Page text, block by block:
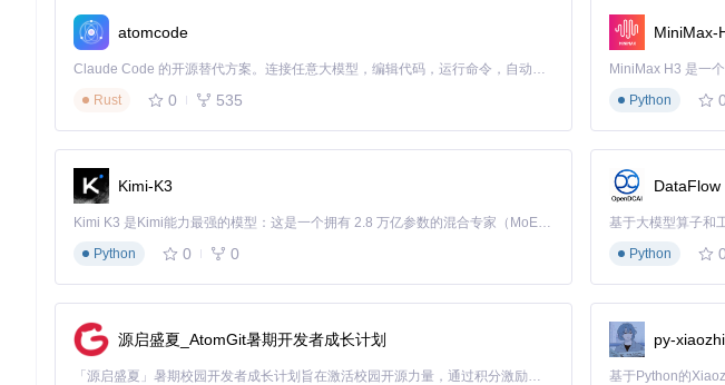
资源配额：限制每个子代理的CPU、内存和网络带宽使用，防止资源滥用
文件系统访问控制
：通过细粒度权限管理，确保子代理只能访问必要的代码文件
小贴士：在配置子代理环境时，建议将敏感配置文件和密钥存储在独立的环境变量中，并通过
设计标准化的结果整合机制
分布式执行的关键挑战在于如何将多个子代理的结果有效整合。系统采用基于JSON Schema的
结果整合三步骤：
子代理执行完成后生成结构化报告，包含问题类型、位置、严重程度和建议修复方案
最终生成综合审查报告，按风险等级和修复成本排序展示问题
某金融科技公司的实践表明，这种标准化整合机制将问题修复决策时间缩短了50%，因为开发团
atomcode
Claude Code 的开源替代方案。连接任意大模型，编辑代码，运行命令，自动验证 — 全自动执行。用 Rust 构建，极致性能。 ｜ An open-source alternative to Claude Code. Connect any LLM, edit code, run commands, and verify changes — autonomously. Built in Rust for speed. Get Started
Rust
0 535
MiniMax-
Python
0
Kimi-K3
Kimi K3 是Kimi能力最强的模型：这是一个拥有 2.8 万亿参数的混合专家（MoE）模型，具备原生视觉理解能力，并支持 100 万 token 的上下文窗口。
Python
0 0
DataFlow
基于大模型算子和
Python
0
源启盛夏_AtomGit暑期开发者成长计划
「源启盛夏」暑期校园开发者成长计划旨在激活校园开源力量，通过积分激励、认证扶持、资源倾斜等形式，引导高校组织和开发者完成「入驻 — 建项目 — 做贡献 — 获认证 — 得资源」的完整闭环。无论你是想带领社团入驻平台的组织者，还是希望用代码贡献证明自己的开发者，都能在这里找到属于你的成长路径。
py-xiaozhi